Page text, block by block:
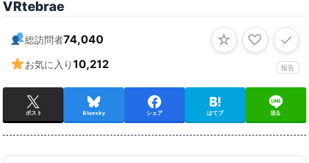
VRtebrae
総訪問者74,040
お気に入り10,212 報告
☆ ♡ ✓
ポスト Bluesky シェア はてブ 送る